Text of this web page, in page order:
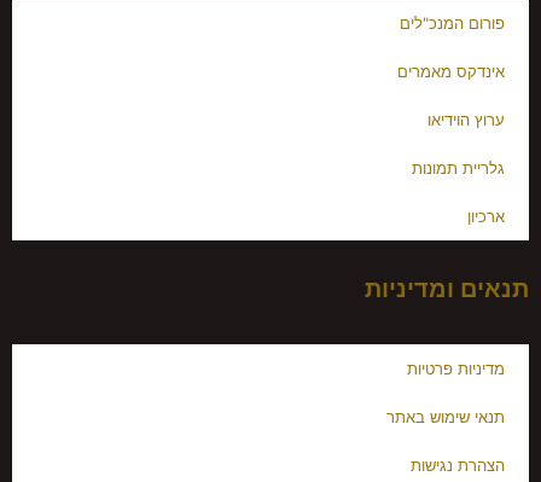
פורום המנכ"לים
אינדקס מאמרים
ערוץ הוידיאו
גלריית תמונות
ארכיון
תנאים ומדיניות
מדיניות פרטיות
תנאי שימוש באתר
הצהרת נגישות